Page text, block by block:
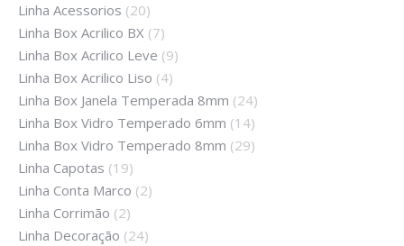
Linha Acessorios (20)
Linha Box Acrilico BX (7)
Linha Box Acrilico Leve (9)
Linha Box Acrilico Liso (4)
Linha Box Janela Temperada 8mm (24)
Linha Box Vidro Temperado 6mm (14)
Linha Box Vidro Temperado 8mm (29)
Linha Capotas (19)
Linha Conta Marco (2)
Linha Corrimão (2)
Linha Decoração (24)